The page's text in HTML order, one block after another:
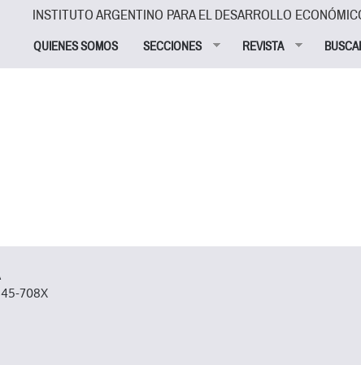
INSTITUTO ARGENTINO PARA EL DESARROLLO
QUIENES SOMOS SECCIONES REVISTA
708X